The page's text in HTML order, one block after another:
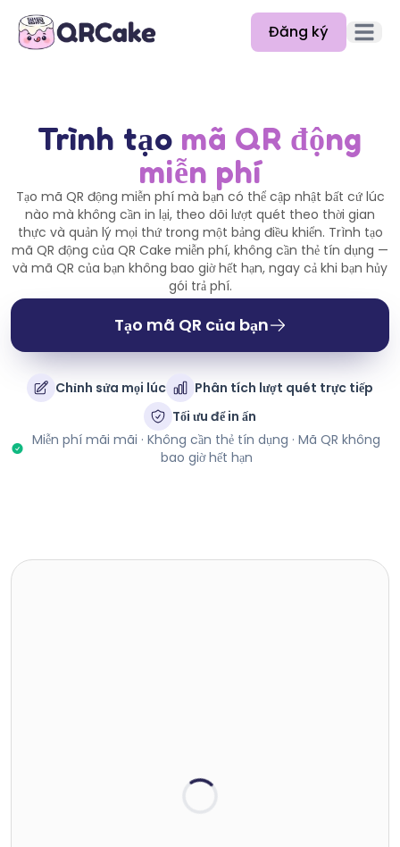
Đăng ký Mở
Bảng giá
Tài liệu
Trợ giúp
Trình tạo mã QR động
miễn phí
Tạo mã QR động miễn phí mà bạn có thể cập nhật bất cứ lúc
nào mà không cần in lại, theo dõi lượt quét theo thời gian
thực và quản lý mọi thứ trong một bảng điều khiển. Trình tạo
mã QR động của QR Cake miễn phí, không cần thẻ tín dụng —
và mã QR của bạn không bao giờ hết hạn, ngay cả khi bạn hủy
gói trả phí.
Tạo mã QR của bạn
Chỉnh sửa mọi lúc
Phân tích lượt quét trực tiếp
Tối ưu để in ấn
Miễn phí mãi mãi · Không cần thẻ tín dụng · Mã QR không
bao giờ hết hạn